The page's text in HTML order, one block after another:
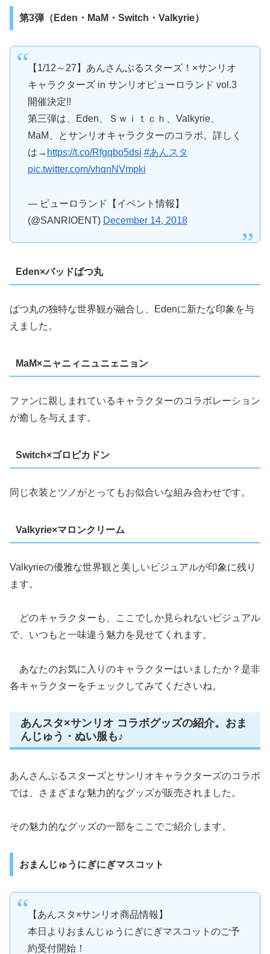
第3弾（Eden・MaM・Switch・Valkyrie）
【1/12～27】あんさんぶるスターズ！×サンリオ
キャラクターズ in サンリオピューロランド vol.3
開催決定!!
第三弾は、Eden、Ｓｗｉｔｃｈ、Valkyrie、
MaM、とサンリオキャラクターのコラボ。詳しく
は→ https://t.co/Rfgqbo5dsi #あんスタ
pic.twitter.com/vhqnNVmpki
— ピューロランド【イベント情報】
(@SANRIOENT) December 14, 2018
Eden×バッドばつ丸
ばつ丸の独特な世界観が融合し、Edenに新たな印象を与
えました。
MaM×ニャニィニュニェニョン
ファンに親しまれているキャラクターのコラボレーション
が癒しを与えます。
Switch×ゴロピカドン
同じ衣装とツノがとってもお似合いな組み合わせです。
Valkyrie×マロンクリーム
Valkyrieの優雅な世界観と美しいビジュアルが印象に残り
ます。
どのキャラクターも、ここでしか見られないビジュアル
で、いつもと一味違う魅力を見せてくれます。
あなたのお気に入りのキャラクターはいましたか？是非
各キャラクターをチェックしてみてくださいね。
あんスタ×サンリオ コラボグッズの紹介。おま
んじゅう・ぬい服も♪
あんさんぶるスターズとサンリオキャラクターズのコラボ
では、さまざまな魅力的なグッズが販売されました。
その魅力的なグッズの一部をここでご紹介します。
おまんじゅうにぎにぎマスコット
【あんスタ×サンリオ商品情報】
本日よりおまんじゅうにぎにぎマスコットのご予
約受付開始！